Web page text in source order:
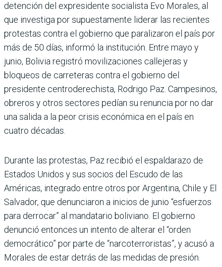
detención del expresidente socialista Evo Morales, al
que investiga por supuestamente liderar las recientes
protestas contra el gobierno que paralizaron el país por
más de 50 días, informó la institución. Entre mayo y
junio, Bolivia registró movilizaciones callejeras y
bloqueos de carreteras contra el gobierno del
presidente centroderechista, Rodrigo Paz. Campesinos,
obreros y otros sectores pedían su renuncia por no dar
una salida a la peor crisis económica en el país en
cuatro décadas.
Durante las protestas, Paz recibió el espaldarazo de
Estados Unidos y sus socios del Escudo de las
Américas, integrado entre otros por Argentina, Chile y El
Salvador, que denunciaron a inicios de junio “esfuerzos
para derrocar” al mandatario boliviano. El gobierno
denunció entonces un intento de alterar el “orden
democrático” por parte de “narcoterroristas”, y acusó a
Morales de estar detrás de las medidas de presión.